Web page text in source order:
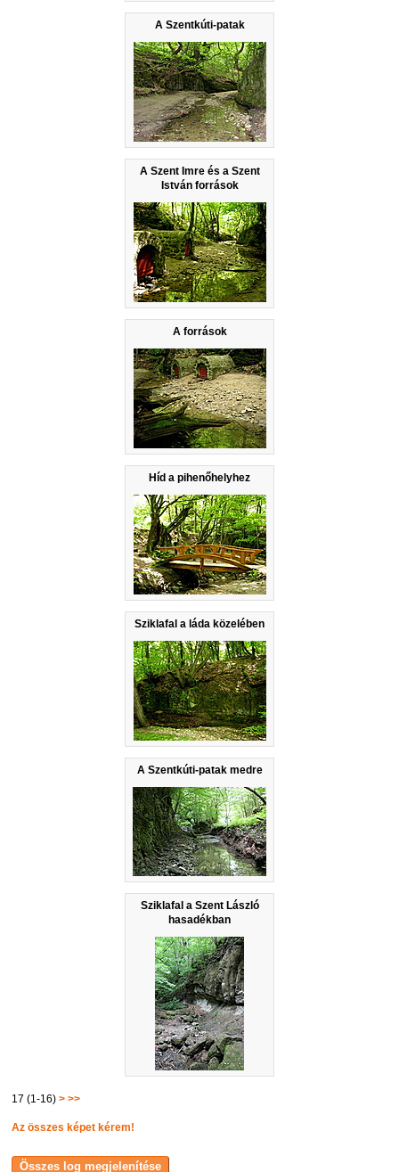
A Szentkúti-patak
A Szent Imre és a Szent
István források
A források
Híd a pihenőhelyhez
Sziklafal a láda közelében
A Szentkúti-patak medre
Sziklafal a Szent László
hasadékban
17 (1-16)> >>
Az összes képet kérem!